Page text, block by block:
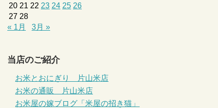
20 21 22 23 24 25 26
27 28
« 1月
3月 »
当店のご紹介
お米とおにぎり 片山米店
お米の通販 片山米店
お米屋の嫁ブログ「米屋の招き猫」